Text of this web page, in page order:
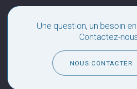
Une question, un besoin
Contactez-
NOUS CONTACTER